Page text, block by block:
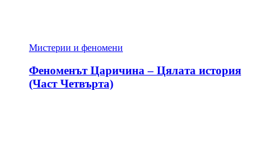
Мистерии и феномени
Феноменът Царичина – Цялата история
(Част Четвърта)